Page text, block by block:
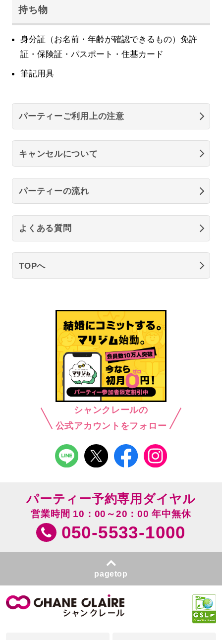
持ち物
身分証（お名前・年齢が確認できるもの）免許
証・保険証・パスポート・住基カード
筆記用具
パーティーご利用上の注意
キャンセルについて
パーティーの流れ
よくある質問
TOPへ
シャンクレールの
公式アカウントをフォロー
パーティー予約専用ダイヤル
営業時間 10：00～20：00 年中無休
050-5533-1000
pagetop